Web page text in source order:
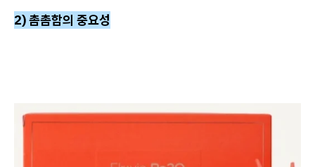
2) 촘촘함의 중요성